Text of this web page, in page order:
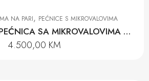
NA PARI, PEĆNICE S MIKROVALOVIMA
KOMBINOVANA PEĆNICA SA MIKROVALOVIMA H 7240 BM EDST
4.500,00 KM